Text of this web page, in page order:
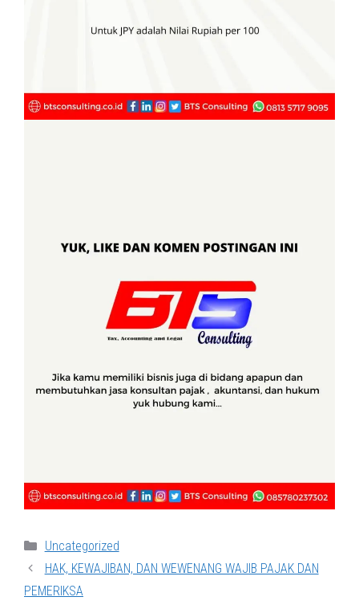
Categories
Uncategorized
HAK, KEWAJIBAN, DAN WEWENANG WAJIB PAJAK DAN
PEMERIKSA